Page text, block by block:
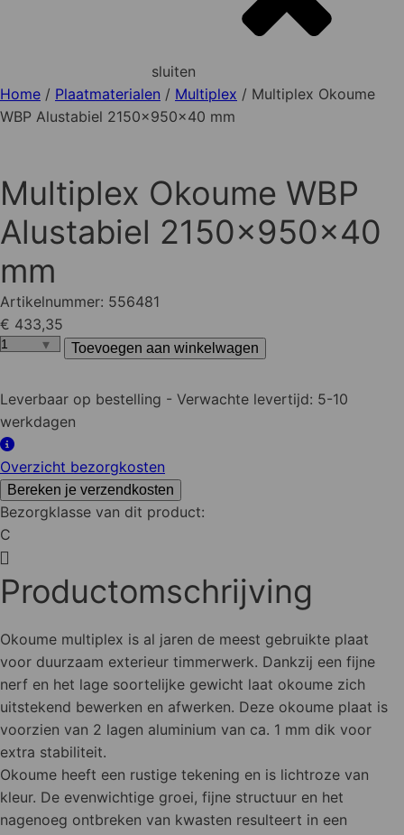
sluiten
Home / Plaatmaterialen / Multiplex / Multiplex Okoume
WBP Alustabiel 2150x950x40 mm
Multiplex Okoume WBP
Alustabiel 2150x950x40
mm
Artikelnummer: 556481
€ 433,35
Multiplex
WBP
Alustabiel
2150x950x40
mm
aantal
Toevoegen aan winkelwagen
Leverbaar op bestelling - Verwachte levertijd: 5-10
werkdagen
Overzicht bezorgkosten
Bereken je verzendkosten
Bezorgklasse van dit product:
C
Productomschrijving
Okoume multiplex is al jaren de meest gebruikte plaat
voor duurzaam exterieur timmerwerk. Dankzij een fijne
nerf en het lage soortelijke gewicht laat okoume zich
uitstekend bewerken en afwerken. Deze okoume plaat is
voorzien van 2 lagen aluminium van ca. 1 mm dik voor
extra stabiliteit.
Okoume heeft een rustige tekening en is lichtroze van
kleur. De evenwichtige groei, fijne structuur en het
nagenoeg ontbreken van kwasten resulteert in een